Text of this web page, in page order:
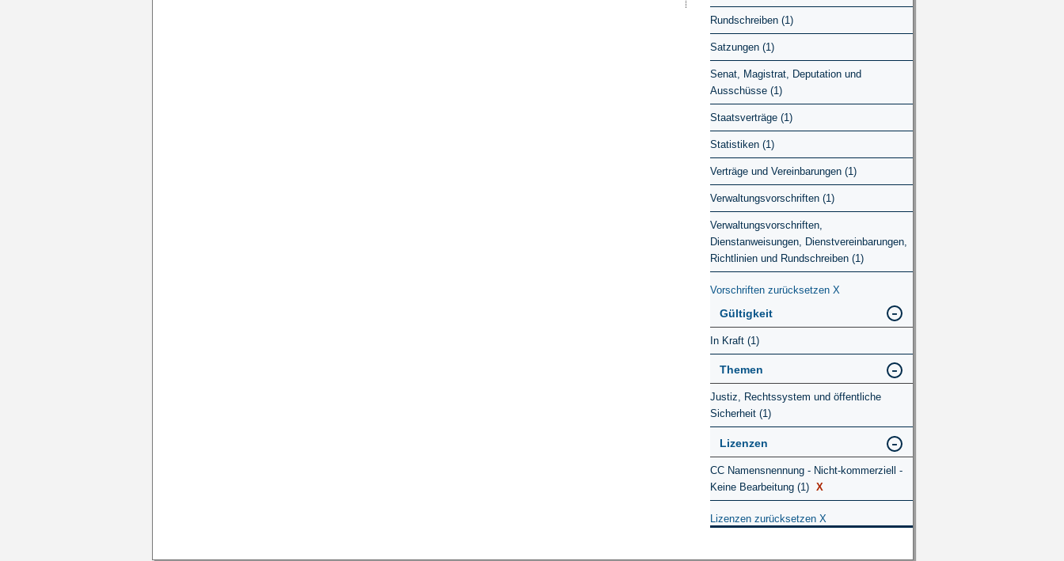
Rundschreiben (1)
Satzungen (1)
Senat, Magistrat, Deputation und
Ausschüsse (1)
Staatsverträge (1)
Statistiken (1)
Verträge und Vereinbarungen (1)
Verwaltungsvorschriften (1)
Verwaltungsvorschriften,
Dienstanweisungen, Dienstvereinbarungen,
Richtlinien und Rundschreiben (1)
Vorschriften zurücksetzen X
Gültigkeit
In Kraft (1)
Themen
Justiz, Rechtssystem und öffentliche
Sicherheit (1)
Lizenzen
CC Namensnennung - Nicht-kommerziell -
Keine Bearbeitung (1) X
Lizenzen zurücksetzen X